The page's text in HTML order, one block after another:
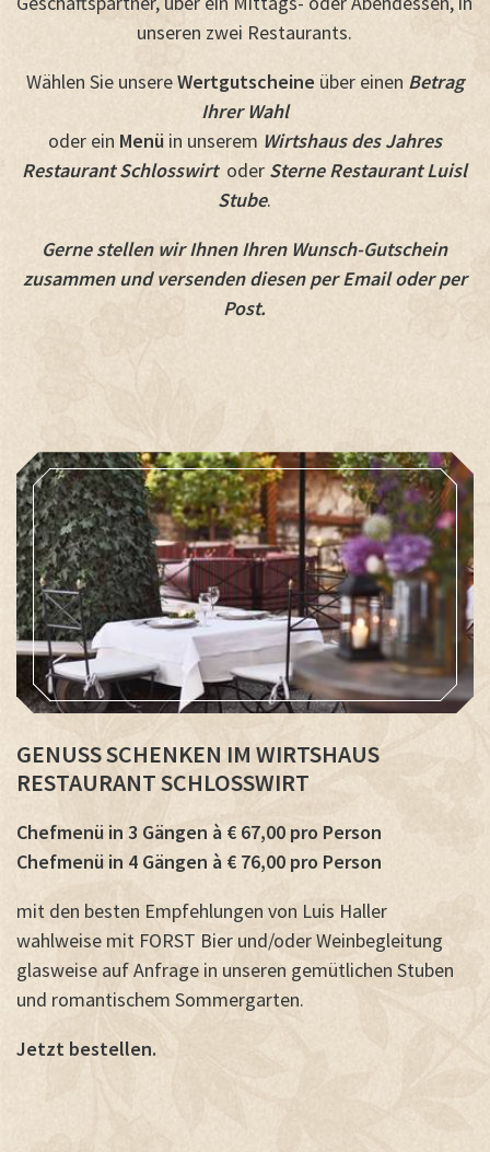
unseren zwei Restaurants.
Wählen Sie unsereWertgutscheine über einen Betrag
Ihrer Wahl
oder ein Menüin unserem Wirtshaus des Jahres
Restaurant Schlosswirtoder Sterne Restaurant Luisl
Stube.
Gerne stellen wir Ihnen Ihren Wunsch-Gutschein
zusammen und versenden diesen per Email oder per
Post.
GENUSS SCHENKEN IM WIRTSHAUS
RESTAURANT SCHLOSSWIRT
Chefmenü in 3 Gängen à € 67,00 pro Person
Chefmenü in 4 Gängen à € 76,00 pro Person
mit den besten Empfehlungen von Luis Haller
wahlweise mit FORST Bier und/oder Weinbegleitung
glasweise auf Anfrage in unseren gemütlichen Stuben
und romantischem Sommergarten.
Jetzt bestellen.